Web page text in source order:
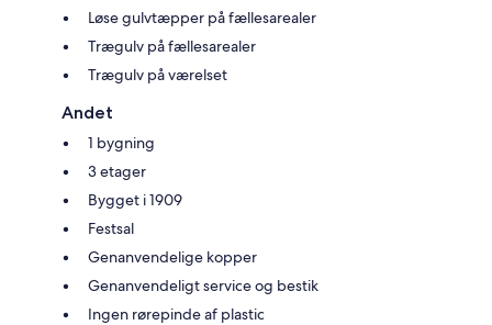
Løse gulvtæpper på fællesarealer
Trægulv på fællesarealer
Trægulv på værelset
Andet
1 bygning
3 etager
Bygget i 1909
Festsal
Genanvendelige kopper
Genanvendeligt service og bestik
Ingen rørepinde af plastic